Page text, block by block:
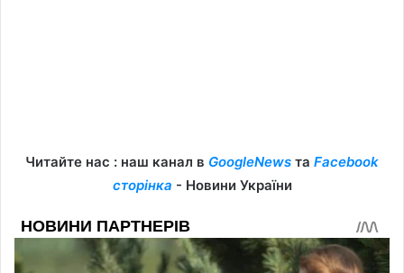
Читайте нас : наш канал в GoogleNews та Facebook
сторінка - Новини України